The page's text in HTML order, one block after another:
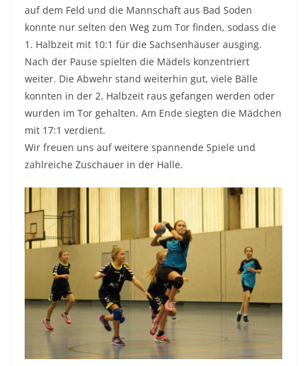
auf dem Feld und die Mannschaft aus Bad Soden
konnte nur selten den Weg zum Tor finden, sodass die
1. Halbzeit mit 10:1 für die Sachsenhäuser ausging.
Nach der Pause spielten die Mädels konzentriert
weiter. Die Abwehr stand weiterhin gut, viele Bälle
konnten in der 2. Halbzeit raus gefangen werden oder
wurden im Tor gehalten. Am Ende siegten die Mädchen
mit 17:1 verdient.
Wir freuen uns auf weitere spannende Spiele und
zahlreiche Zuschauer in der Halle.